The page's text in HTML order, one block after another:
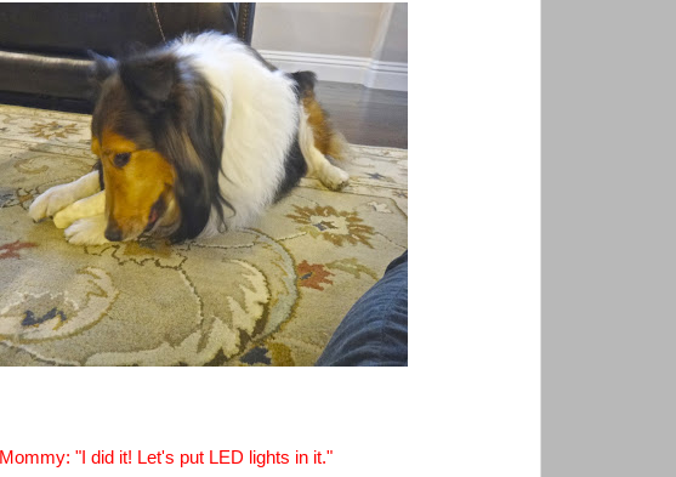
Mommy: "I did it! Let's put LED lights in it."